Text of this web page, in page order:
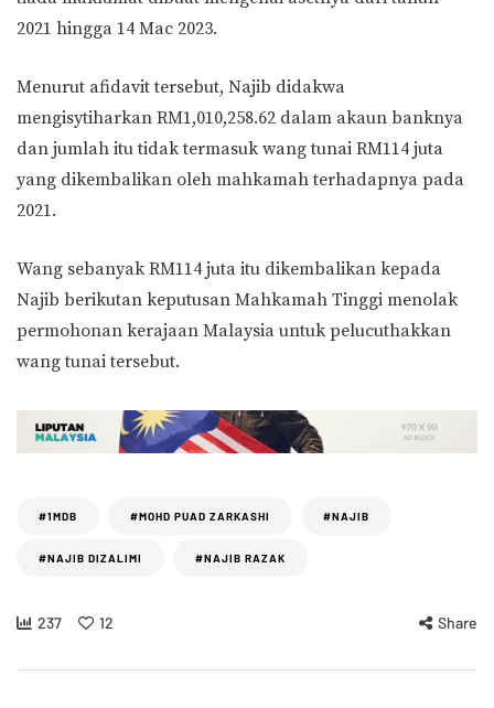
2021 hingga 14 Mac 2023.
Menurut afidavit tersebut, Najib didakwa
mengisytiharkan RM1,010,258.62 dalam akaun banknya
dan jumlah itu tidak termasuk wang tunai RM114 juta
yang dikembalikan oleh mahkamah terhadapnya pada
2021.
Wang sebanyak RM114 juta itu dikembalikan kepada
Najib berikutan keputusan Mahkamah Tinggi menolak
permohonan kerajaan Malaysia untuk pelucuthakkan
wang tunai tersebut.
#1MDB #MOHD PUAD ZARKASHI #NAJIB
#NAJIB DIZALIMI #NAJIB RAZAK
237 12 Share